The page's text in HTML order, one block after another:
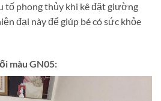
tố phong thủy khi kê đặt giường
đại này để giúp bé có sức khỏe
màu GN05: